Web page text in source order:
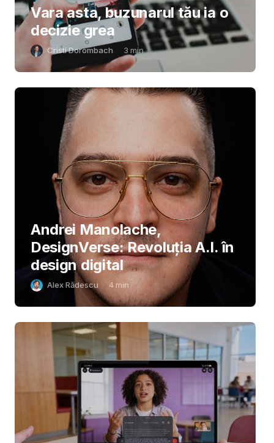
Vara asta, buzunarul tău ia o
decizie grea
Cristi Dorombach 3 min
Andrei Manolache,
DesignVerse: Revoluția A.I. în
design digital
Alex Rădescu 4 min